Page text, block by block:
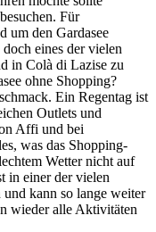
Für
um den Gardasee
eines der vielen
in Colà di Lazise zu
ohne Shopping?
Ein Regentag ist
Outlets und
Affi und bei
was das Shopping-
Wetter nicht auf
in einer der vielen
kann so lange weiter
wieder alle Aktivitäten